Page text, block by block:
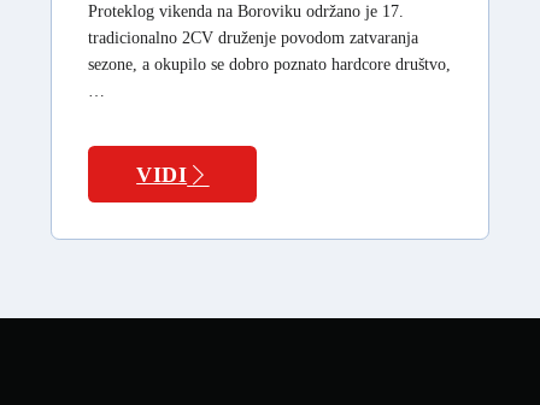
Proteklog vikenda na Boroviku održano je 17.
tradicionalno 2CV druženje povodom zatvaranja
sezone, a okupilo se dobro poznato hardcore društvo,
…
VIDI